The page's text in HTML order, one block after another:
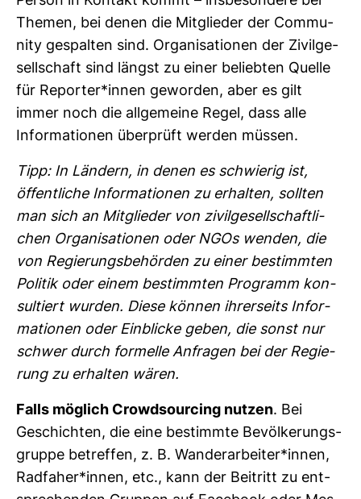
Themen, bei denen die Mit­glieder der Com­mu­
nity gespalten sind. Orga­ni­sa­tionen der Zivil­ge­
sell­schaft sind längst zu einer beliebten Quelle
für Reporter*innen geworden, aber es gilt
immer noch die all­ge­meine Regel, dass alle
Infor­ma­tionen über­prüft werden müssen.
Tipp: In Län­dern, in denen es schwierig ist,
öffent­liche Infor­ma­tionen zu erhalten, sollten
man sich an Mit­glieder von zivil­ge­sell­schaft­li­
chen Orga­ni­sa­tionen oder NGOs wenden, die
von Regie­rungs­be­hörden zu einer bestimmten
Politik oder einem bestimmten Pro­gramm kon­
sul­tiert wurden. Diese können ihrer­seits Infor­
ma­tionen oder Ein­blicke geben, die sonst nur
schwer durch for­melle Anfragen bei der Regie­
rung zu erhalten wären.
Falls mög­lich Crow­d­sour­cing nutzen. Bei
Geschichten, die eine bestimmte Bevöl­ke­rungs­
gruppe betreffen, z. B. Wan­der­ar­beiter*innen,
Rad­faher*innen, etc., kann der Bei­tritt zu ent­